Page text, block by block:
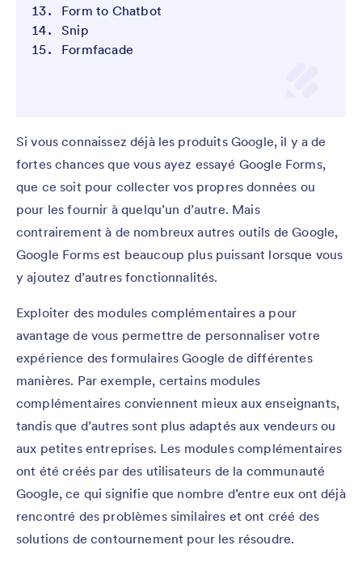
Form to Chatbot
Snip
Formfacade
Si vous connaissez déjà les produits Google, il y a de
fortes chances que vous ayez essayé Google Forms,
que ce soit pour collecter vos propres données ou
pour les fournir à quelqu’un d’autre. Mais
contrairement à de nombreux autres outils de Google,
Google Forms est beaucoup plus puissant lorsque vous
y ajoutez d’autres fonctionnalités.
Exploiter des modules complémentaires a pour
avantage de vous permettre de personnaliser votre
expérience des formulaires Google de différentes
manières. Par exemple, certains modules
complémentaires conviennent mieux aux enseignants,
tandis que d’autres sont plus adaptés aux vendeurs ou
aux petites entreprises. Les modules complémentaires
ont été créés par des utilisateurs de la communauté
Google, ce qui signifie que nombre d’entre eux ont déjà
rencontré des problèmes similaires et ont créé des
solutions de contournement pour les résoudre.